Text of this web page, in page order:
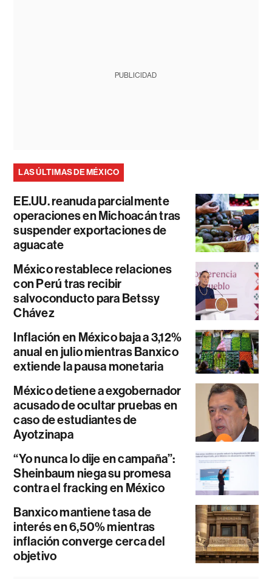
PUBLICIDAD
LAS ÚLTIMAS DE MÉXICO
EE.UU. reanuda parcialmente
operaciones en Michoacán tras
suspender exportaciones de
aguacate
México restablece relaciones
con Perú tras recibir
salvoconducto para Betssy
Chávez
Inflación en México baja a 3,12%
anual en julio mientras Banxico
extiende la pausa monetaria
México detiene a exgobernador
acusado de ocultar pruebas en
caso de estudiantes de
Ayotzinapa
“Yo nunca lo dije en campaña”:
Sheinbaum niega su promesa
contra el fracking en México
Banxico mantiene tasa de
interés en 6,50% mientras
inflación converge cerca del
objetivo